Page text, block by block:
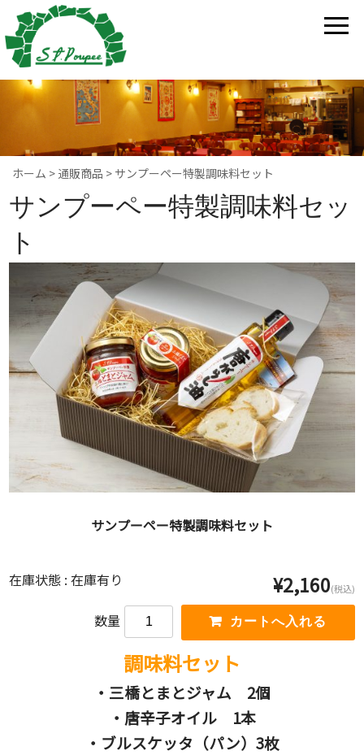
ホーム > 通販商品 > サンプーペー特製調味料セット
サンプーペー特製調味料セッ
ト
サンプーペー特製調味料セット
在庫状態 : 在庫有り ¥2,160(税込)
数量
調味料セット
・三橋とまとジャム 2個
・唐辛子オイル 1本
・ブルスケッタ（パン）3枚